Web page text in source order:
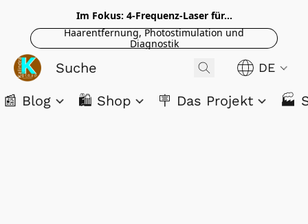
Im Fokus: 4-Frequenz-Laser für...
Haarentfernung, Photostimulation und
Diagnostik
DE
📰 Blog 🛍️ Shop 🪧 Das Projekt 🏭